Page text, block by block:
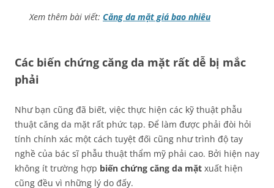
Xem thêm bài viết: Căng da mặt giá bao nhiêu
Các biến chứng căng da mặt rất dễ bị mắc
phải
Như bạn cũng đã biết, việc thực hiện các kỹ thuật phẫu
thuật căng da mặt rất phức tạp. Để làm được phải đòi hỏi
tính chính xác một cách tuyệt đối cũng như trình độ tay
nghề của bác sĩ phẫu thuật thẩm mỹ phải cao. Bởi hiện nay
không ít trường hợp biến chứng căng da mặt xuất hiện
cũng đều vì những lý do đấy.